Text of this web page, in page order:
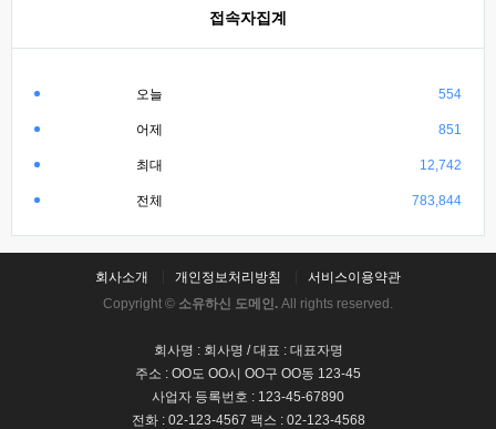
접속자집계
오늘 554
어제 851
최대 12,742
전체 783,844
회사소개 개인정보처리방침
서비스이용약관
Copyright © 소유하신 도메인. All rights reserved.
회사명 : 회사명 / 대표 : 대표자명
주소 : OO도 OO시 OO구 OO동 123-45
사업자 등록번호 : 123-45-67890
전화 : 02-123-4567 팩스 : 02-123-4568